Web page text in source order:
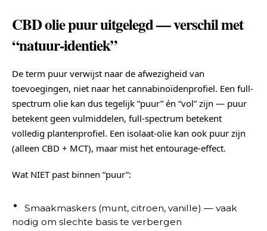
CBD olie puur uitgelegd — verschil met
“natuur-identiek”
De term puur verwijst naar de afwezigheid van
toevoegingen, niet naar het cannabinoïdenprofiel. Een full-
spectrum olie kan dus tegelijk “puur” én “vol” zijn — puur
betekent geen vulmiddelen, full-spectrum betekent
volledig plantenprofiel. Een isolaat-olie kan ook puur zijn
(alleen CBD + MCT), maar mist het entourage-effect.
Wat NIET past binnen “puur”:
Smaakmaskers (munt, citroen, vanille) — vaak
nodig om slechte basis te verbergen